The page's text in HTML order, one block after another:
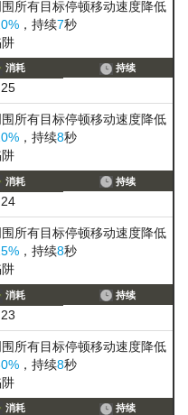
所有目标停顿移动速度降低
，持续7秒
消耗
25
持续
所有目标停顿移动速度降低
，持续8秒
消耗
24
持续
所有目标停顿移动速度降低
，持续8秒
消耗
23
持续
所有目标停顿移动速度降低
，持续8秒
消耗 持续